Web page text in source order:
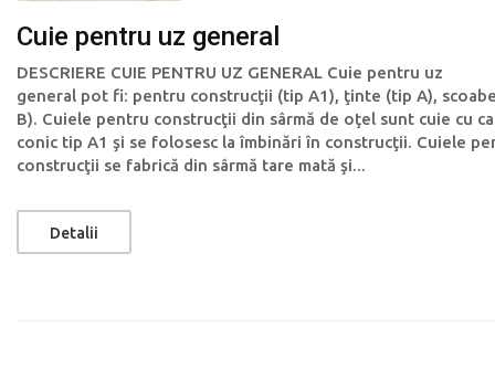
Cuie pentru uz general
DESCRIERE CUIE PENTRU UZ GENERAL Cuie pentru uz
general pot fi: pentru construcţii (tip A1), ţinte (tip A),
B). Cuiele pentru construcţii din sârmă de oţel sunt cuie cu
conic tip A1 şi se folosesc la îmbinări în construcţii. Cuiele
construcţii se fabrică din sârmă tare mată şi...
Detalii